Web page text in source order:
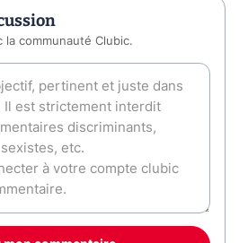
la communauté Clubic.